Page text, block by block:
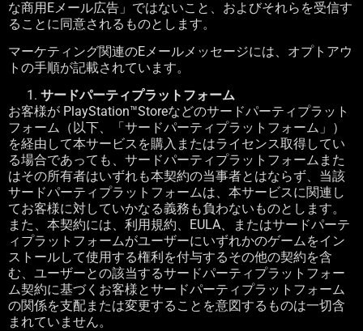
な商用E メール広告」ではないこと、およびそれらを受信す
ることに同意されるものとします。
マーケティング関連のEメールメッセージには、オプトアウ
トの手順が記載されています。
サードパーティプラットフォーム
お客様が PlayStation™Storeなどのサードパーティプラット
フォーム（以下、「サードパーティプラットフォーム」）
を経由して本サービスを購入またはライセンス取得してい
る場合であっても、サードパーティプラットフォームまた
はその所有者はいずれも本契約の当事者とはならず、当該
サードパーティプラットフォームは、本サービスに関連し
てお客様に対していかなる義務も負わないものとします。
また、本契約には、利用規約、
EULA、またはサードパーテ
ィプラットフォームがユーザーにいずれかのゲームをイン
ストールして使用する権利を付与するその他の契約を含
む、ユーザーとの該当するサードパーティプラットフォー
ム契約に基づくお客様とサードパーティプラットフォーム
の関係を支配または変更することを意図するものは一切含
まれていません。